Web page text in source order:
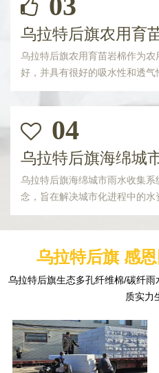
乌拉特后旗农用育
乌拉特后旗农用育苗岩棉作为
好，并具有很好的吸水性和透气
04
乌拉特后旗海绵城
乌拉特后旗海绵城市雨水收集
念，旨在解决城市化进程中的水
乌拉特后旗 感
乌拉特后旗生态多孔纤维棉/碳纤
质实力